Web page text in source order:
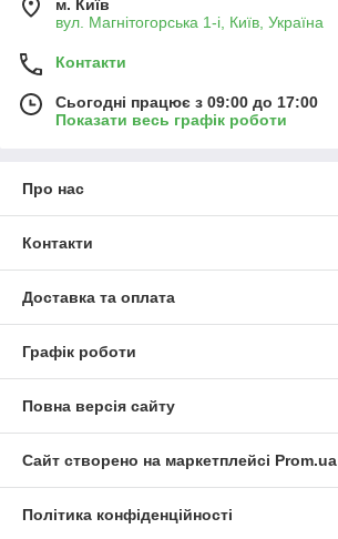
м. Київ
вул. Магнітогорська 1-і, Київ, Україна
Контакти
Сьогодні працює з 09:00 до 17:00
Показати весь графік роботи
Про нас
Контакти
Доставка та оплата
Графік роботи
Повна версія сайту
Сайт створено на маркетплейсі Prom.ua
Політика конфіденційності